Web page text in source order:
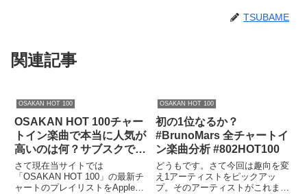
TSUBAME
関連記事
OSAKAN HOT 100
OSAKAN HOT 100チャー
トイン楽曲で本当に人気が
高いのは何？サブスクで調
べてみた。指数”99″のすご
い曲が2つも。
さて現在当サイトでは
「OSAKAN HOT 100」の最新チ
ャートのプレイリストをApple
OSAKAN HOT 100
初の1位なるか？
#BrunoMars 全チャートイ
ン楽曲分析 #802HOT100
どうもです。さて今回は趣向を変
え1アーティストをピックアッ
プ。そのアーティストがこれまで